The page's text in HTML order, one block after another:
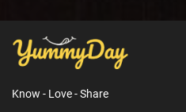
Know - Love - Share